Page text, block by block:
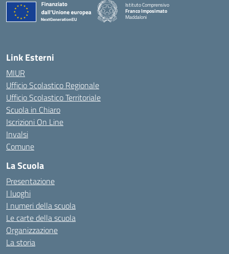
Istituto Comprensivo
Franco Imposimato
Maddaloni
Link Esterni
MIUR
Ufficio Scolastico Regionale
Ufficio Scolastico Territoriale
Scuola in Chiaro
Iscrizioni On Line
Invalsi
Comune
La Scuola
Presentazione
I luoghi
I numeri della scuola
Le carte della scuola
Organizzazione
La storia